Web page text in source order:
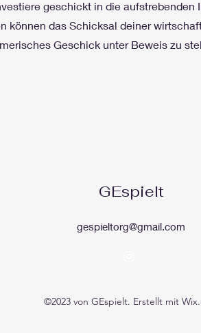
geschickt in die aufstrebenden
können das Schicksal deiner
Geschick unter Beweis zu
GEspielt
gespieltorg@gmail.com
©2023 von GEspielt. Erstellt mit